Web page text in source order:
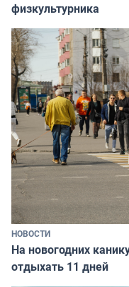
физкультурника
НОВОСТИ
На новогодних
отдыхать 11 дней